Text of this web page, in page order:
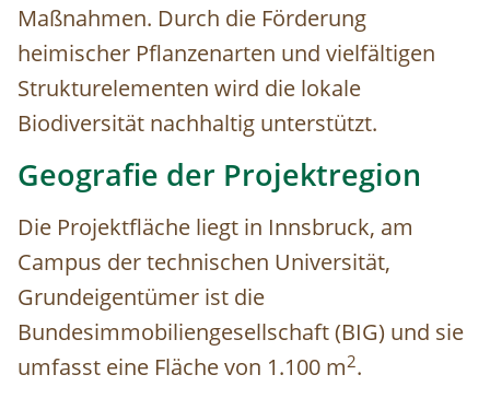
Maßnahmen. Durch die Förderung
heimischer Pflanzenarten und vielfältigen
Strukturelementen wird die lokale
Biodiversität nachhaltig unterstützt.
Geografie der Projektregion
Die Projektfläche liegt in Innsbruck, am
Campus der technischen Universität,
Grundeigentümer ist die
Bundesimmobiliengesellschaft (BIG) und sie
umfasst eine Fläche von 1.100 m2.